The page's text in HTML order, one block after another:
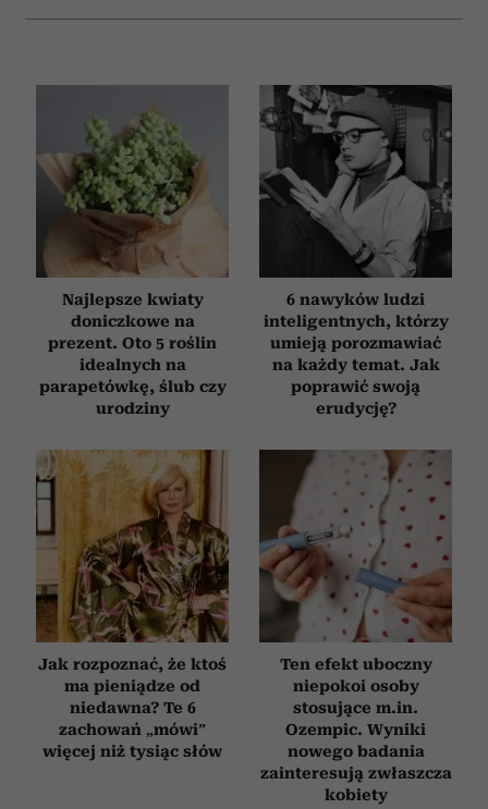
Najlepsze kwiaty
doniczkowe na
prezent. Oto 5 roślin
idealnych na
parapetówkę, ślub czy
urodziny
6 nawyków ludzi
inteligentnych, którzy
umieją porozmawiać
na każdy temat. Jak
poprawić swoją
erudycję?
Jak rozpoznać, że ktoś
ma pieniądze od
niedawna? Te 6
zachowań „mówi”
więcej niż tysiąc słów
Ten efekt uboczny
niepokoi osoby
stosujące m.in.
Ozempic. Wyniki
nowego badania
zainteresują zwłaszcza
kobiety